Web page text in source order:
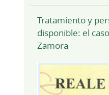
Tratamiento y
disponible: el
Zamora